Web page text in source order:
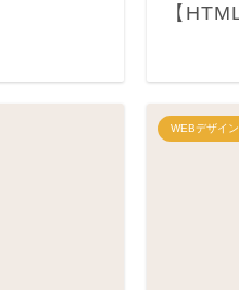
【
WEBデザイン